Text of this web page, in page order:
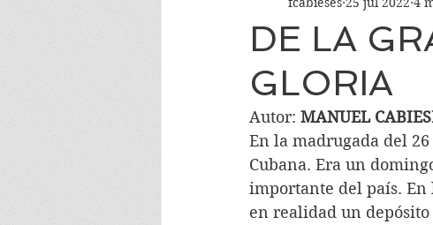
DE LA
GLORIA
Autor: MANUEL
En la madrugada del
Cubana. Era un
importante del país. En
en realidad un